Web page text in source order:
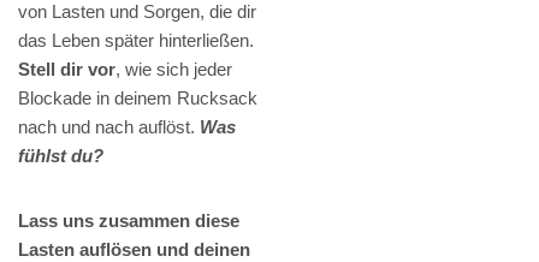
von Lasten und Sorgen, die dir
das Leben später hinterließen.
Stell dir vor, wie sich jeder
Blockade in deinem Rucksack
nach und nach auflöst. Was
fühlst du?
Lass uns zusammen diese
Lasten auflösen und deinen